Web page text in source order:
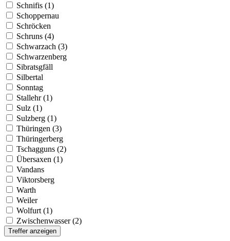
Schnifis (1)
Schoppernau
Schröcken
Schruns (4)
Schwarzach (3)
Schwarzenberg
Sibratsgfäll
Silbertal
Sonntag
Stallehr (1)
Sulz (1)
Sulzberg (1)
Thüringen (3)
Thüringerberg
Tschagguns (2)
Übersaxen (1)
Vandans
Viktorsberg
Warth
Weiler
Wolfurt (1)
Zwischenwasser (2)
Treffer anzeigen